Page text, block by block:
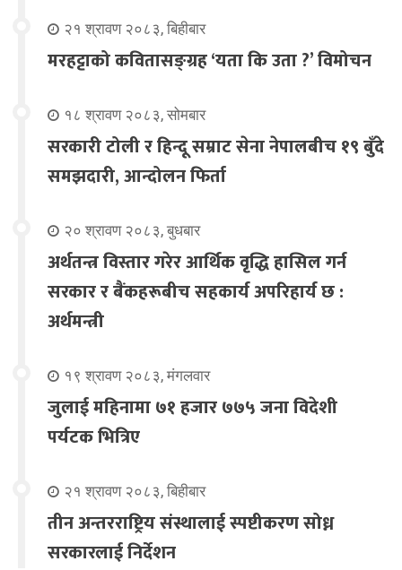
२१ श्रावण २०८३, बिहीबार
मरहट्टाको कवितासङ्ग्रह ‘यता कि उता ?’ विमोचन
१८ श्रावण २०८३, सोमबार
सरकारी टोली र हिन्दू सम्राट सेना नेपालबीच १९ बुँदे
समझदारी, आन्दोलन फिर्ता
२० श्रावण २०८३, बुधबार
अर्थतन्त्र विस्तार गरेर आर्थिक वृद्धि हासिल गर्न
सरकार र बैंकहरूबीच सहकार्य अपरिहार्य छ :
अर्थमन्त्री
१९ श्रावण २०८३, मंगलवार
जुलाई महिनामा ७१ हजार ७७५ जना विदेशी
पर्यटक भित्रिए
२१ श्रावण २०८३, बिहीबार
तीन अन्तरराष्ट्रिय संस्थालाई स्पष्टीकरण सोध्न
सरकारलाई निर्देशन